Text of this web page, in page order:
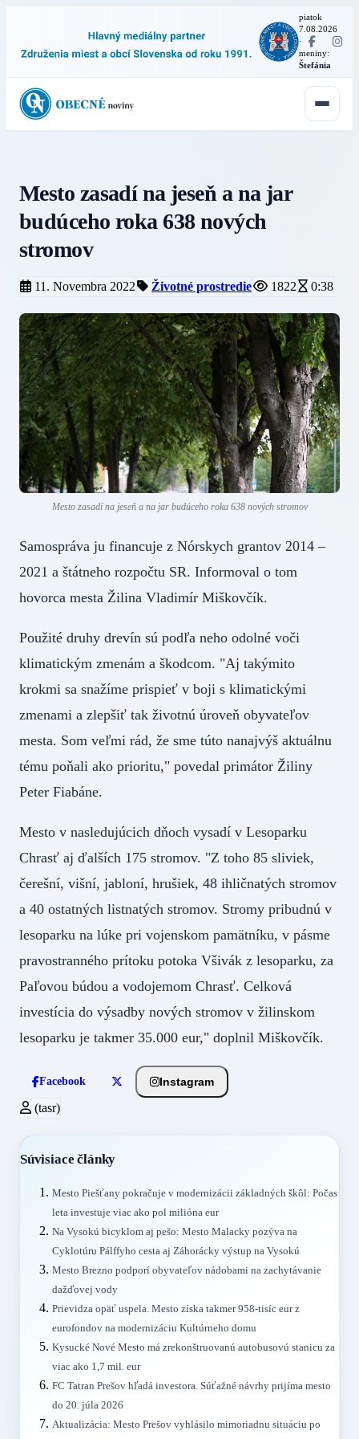
piatok
7.08.2026
·
meniny:
Štefánia
Mesto zasadí na jeseň a na jar
budúceho roka 638 nových
stromov
11. Novembra 2022 Životné prostredie 1822 0:38
Mesto zasadí na jeseň a na jar budúceho roka 638 nových stromov
Samospráva ju financuje z Nórskych grantov 2014 –
2021 a štátneho rozpočtu SR. Informoval o tom
hovorca mesta Žilina Vladimír Miškovčík.
Použité druhy drevín sú podľa neho odolné voči
klimatickým zmenám a škodcom. "Aj takýmito
krokmi sa snažíme prispieť v boji s klimatickými
zmenami a zlepšiť tak životnú úroveň obyvateľov
mesta. Som veľmi rád, že sme túto nanajvýš aktuálnu
tému poňali ako prioritu," povedal primátor Žiliny
Peter Fiabáne.
Mesto v nasledujúcich dňoch vysadí v Lesoparku
Chrasť aj ďalších 175 stromov. "Z toho 85 sliviek,
čerešní, višní, jabloní, hrušiek, 48 ihličnatých stromov
a 40 ostatných listnatých stromov. Stromy pribudnú v
lesoparku na lúke pri vojenskom pamätníku, v pásme
pravostranného prítoku potoka Všivák z lesoparku, za
Paľovou búdou a vodojemom Chrasť. Celková
investícia do výsadby nových stromov v žilinskom
lesoparku je takmer 35.000 eur," doplnil Miškovčík.
Facebook Instagram
(tasr)
Súvisiace články
Mesto Piešťany pokračuje v modernizácii základných škôl: Počas
leta investuje viac ako pol milióna eur
Na Vysokú bicyklom aj pešo: Mesto Malacky pozýva na
Cyklotúru Pálffyho cesta aj Záhorácky výstup na Vysokú
Mesto Brezno podporí obyvateľov nádobami na zachytávanie
dažďovej vody
Prievidza opäť uspela. Mesto získa takmer 958-tisíc eur z
eurofondov na modernizáciu Kultúrneho domu
Kysucké Nové Mesto má zrekonštruovanú autobusovú stanicu za
viac ako 1,7 mil. eur
FC Tatran Prešov hľadá investora. Súťažné návrhy prijíma mesto
do 20. júla 2026
Aktualizácia: Mesto Prešov vyhlásilo mimoriadnu situáciu po